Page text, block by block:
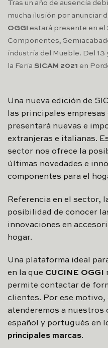
Tras un año de ausencia
mucha ilusión por anunciar
OGGI
estará presente en el
Componentes,
industria del Mueble. Del
la Feria SICAM 2021 en
Una nueva edición de
las principales
presentará nuevas e
extranjeras e italianas.
sector nos ofrece la
últimas novedades e
componentes para el
Referencia en el sector,
posibilidad de conocer
innovaciones en
hogar.
Una plataforma ideal
en la que CUCINE OGGI
permite contactar de
clientes. Por ese
atenderemos a nuestros
español y portugués en
principales marcas.